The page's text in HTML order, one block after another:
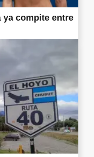
ya compite entre